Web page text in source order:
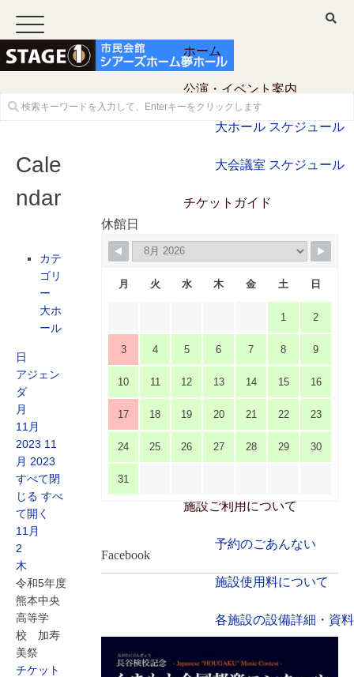
ホーム
公演・イベント案内
大ホール スケジュール
大会議室 スケジュール
チケットガイド
施設案内
大ホール
ステージビュー
大会議室（小ホール）
展示ロビー
施設ご利用について
予約のごあんない
施設使用料について
各施設の設備詳細・資料
アクセス
Cale
ndar
カテ
ゴリ
ー
大ホ
ール
日
アジェン
ダ
月
11月
2023 11
月 2023
すべて閉
じる すべ
て開く
11月
2
木
令和5年度
熊本中央
高等学
校 加寿
美祭
チケット
休館日
月 火 水 木 金 土 日
1 2
3 4 5 6 7 8 9
10 11 12 13 14 15 16
17 18 19 20 21 22 23
24 25 26 27 28 29 30
31
Facebook